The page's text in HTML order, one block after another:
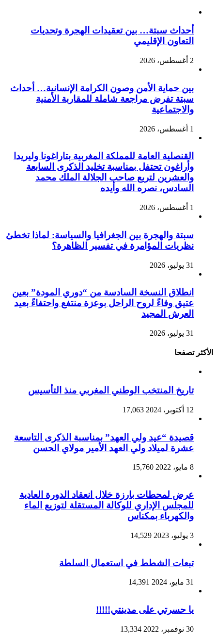
أحداث سبتة… بين تعقيدات الهجرة وتحديات
التعاون الإقليمي
2 أغسطس، 2026
بين حماية الأمن وصون الكرامة الإنسانية… أحداث
سبتة تفرض مراجعة شاملة للمقاربة الأمنية
والاجتماعية
1 أغسطس، 2026
القنصلية العامة للمملكة المغربية بتاراغونا وليريدا
وأراغون تحتفل بمناسبة تخليد الذكرى السابعة
والعشرين لتربع صاحب الجلالة الملك محمد
السادس، نصره الله وأيده
1 أغسطس، 2026
سبتة والهجرة بين الجغرافيا والسياسة: لماذا تخطئ
نظريات المؤامرة في تفسير الظاهرة؟
31 يوليو، 2026
انطلاق النسخة السادسة من “دوري المودة” بعين
عتيق وفاءً لروح الراحل بوعزة منتفع واحتفاءً بعيد
العرش المجيد
31 يوليو، 2026
الأكثر تصفحا
تاريخ المنتخب الوطني المغربي منذ التأسيس
12 أكتوبر، 2024 17,063
قصيدة “عيد ولي العهد” بمناسبة الذكرى التاسعة
عشرة لميلاد ولي العهد الأمير مولاي الحسن
8 مايو، 2022 15,760
عرض لمحطات بارزة خلال انعقاد الدورة العادية
للمجلس الإداري للوكالة المستقلة لتوزيع الماء
والكهرباء بمكناس
3 يوليو، 2023 14,529
تبعات الشطط في استعمال السلطة
31 مايو، 2024 14,391
يا حسرتي على مدينتي!!!!!
30 نوفمبر، 2022 13,334